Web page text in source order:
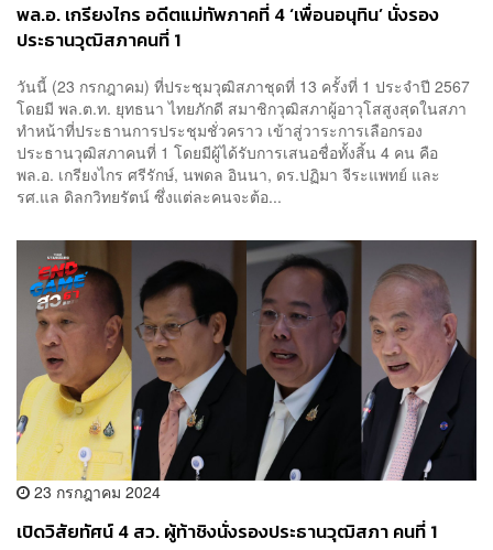
พล.อ. เกรียงไกร อดีตแม่ทัพภาคที่ 4 ‘เพื่อนอนุทิน’ นั่งรอง
ประธานวุฒิสภาคนที่ 1
วันนี้ (23 กรกฎาคม) ที่ประชุมวุฒิสภาชุดที่ 13 ครั้งที่ 1 ประจำปี 2567
โดยมี พล.ต.ท. ยุทธนา ไทยภักดี สมาชิกวุฒิสภาผู้อาวุโสสูงสุดในสภา
ทำหน้าที่ประธานการประชุมชั่วคราว เข้าสู่วาระการเลือกรอง
ประธานวุฒิสภาคนที่ 1 โดยมีผู้ได้รับการเสนอชื่อทั้งสิ้น 4 คน คือ
พล.อ. เกรียงไกร ศรีรักษ์, นพดล อินนา, ดร.ปฏิมา จีระแพทย์ และ
รศ.แล ดิลกวิทยรัตน์ ซึ่งแต่ละคนจะต้อ...
23 กรกฎาคม 2024
เปิดวิสัยทัศน์ 4 สว. ผู้ท้าชิงนั่งรองประธานวุฒิสภา คนที่ 1